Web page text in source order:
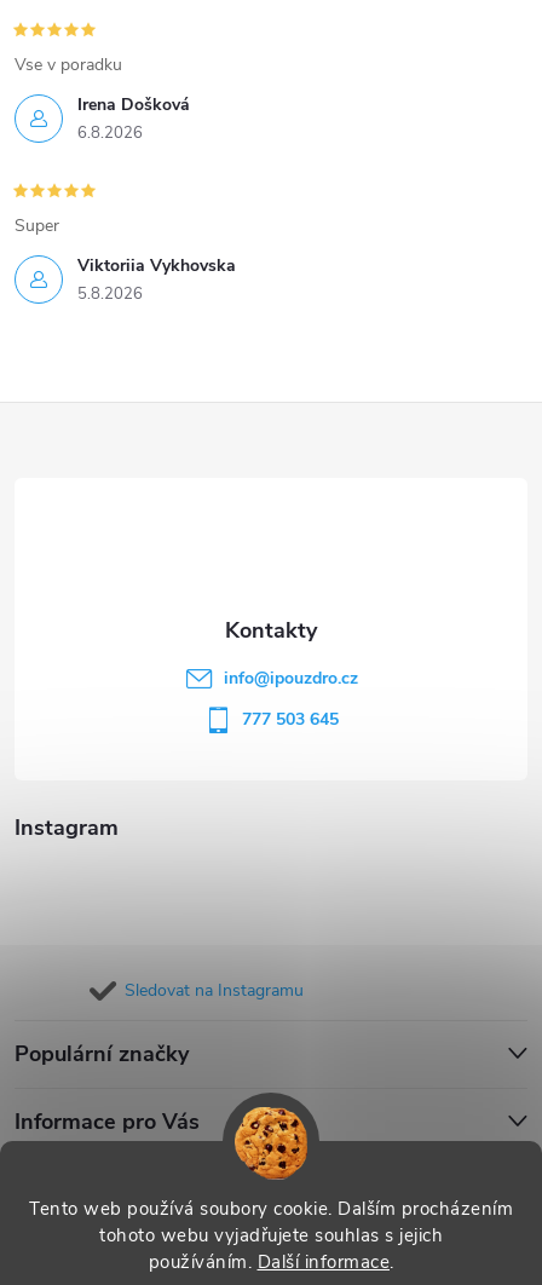
Tento web používá soubory cookie. Dalším procházením
tohoto webu vyjadřujete souhlas s jejich
používáním. Další informace.
Irena Došková
6.8.2026
Vse v poradku
Viktoriia Vykhovska
5.8.2026
Super
Instagram
Sledovat na Instagramu
Populární značky
Informace pro Vás
info@ipouzdro.cz
777 503 645
Copyright 2026 . Všechna práva vyhrazena.